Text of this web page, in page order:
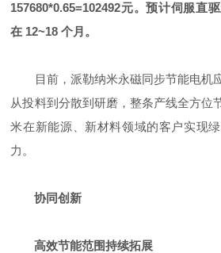
157680*0.65=102492元。预计伺服直
在 12~18 个月。
目前，派勒纳米永磁同步节能电机应
从投料到分散到研磨，整条产线全方位
米在新能源、新材料领域的客户实现
力。
协同创新
高效节能范围持续拓展